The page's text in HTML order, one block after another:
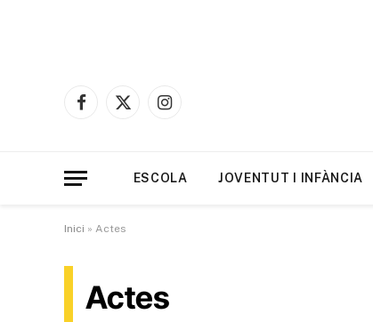
Facebook
X
Instagram
ESCOLA JOVENTUT I INFÀNCIA
Inici » Actes
Actes